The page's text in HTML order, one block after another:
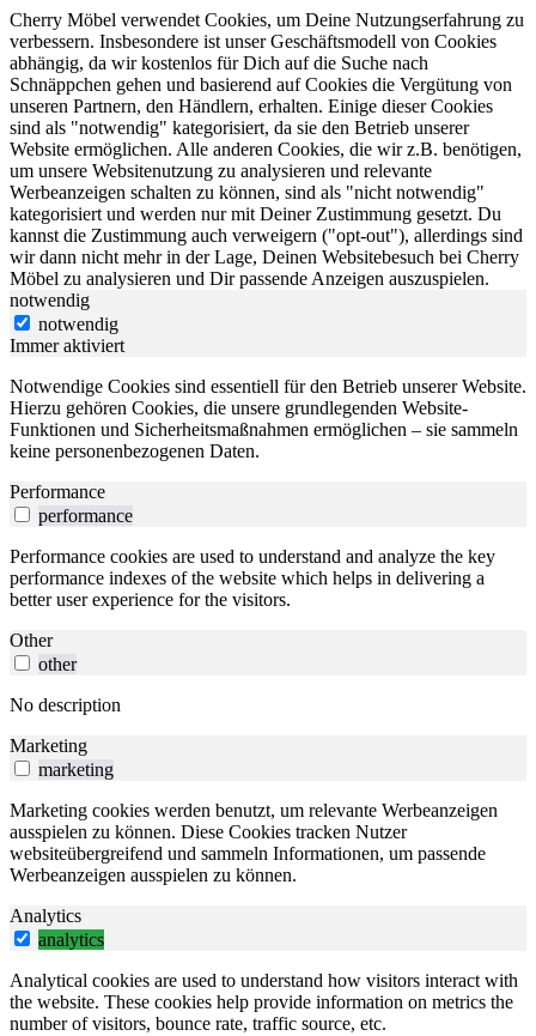
Cherry Möbel verwendet Cookies, um Deine Nutzungserfahrung zu
verbessern. Insbesondere ist unser Geschäftsmodell von Cookies
abhängig, da wir kostenlos für Dich auf die Suche nach
Schnäppchen gehen und basierend auf Cookies die Vergütung von
unseren Partnern, den Händlern, erhalten. Einige dieser Cookies
sind als "notwendig" kategorisiert, da sie den Betrieb unserer
Website ermöglichen. Alle anderen Cookies, die wir z.B. benötigen,
um unsere Websitenutzung zu analysieren und relevante
Werbeanzeigen schalten zu können, sind als "nicht notwendig"
kategorisiert und werden nur mit Deiner Zustimmung gesetzt. Du
kannst die Zustimmung auch verweigern ("opt-out"), allerdings sind
wir dann nicht mehr in der Lage, Deinen Websitebesuch bei Cherry
Möbel zu analysieren und Dir passende Anzeigen auszuspielen.
notwendig
notwendig
Immer aktiviert
Notwendige Cookies sind essentiell für den Betrieb unserer Website.
Hierzu gehören Cookies, die unsere grundlegenden Website-
Funktionen und Sicherheitsmaßnahmen ermöglichen – sie sammeln
keine personenbezogenen Daten.
Performance
performance
Performance cookies are used to understand and analyze the key
performance indexes of the website which helps in delivering a
better user experience for the visitors.
Other
other
No description
Marketing
marketing
Marketing cookies werden benutzt, um relevante Werbeanzeigen
ausspielen zu können. Diese Cookies tracken Nutzer
websiteübergreifend und sammeln Informationen, um passende
Werbeanzeigen ausspielen zu können.
Analytics
analytics
Analytical cookies are used to understand how visitors interact with
the website. These cookies help provide information on metrics the
number of visitors, bounce rate, traffic source, etc.